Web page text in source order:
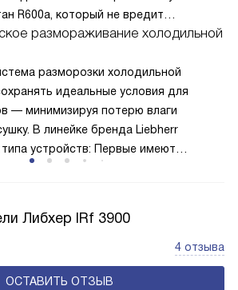
R600a, который не вредит
Компрессор перегоняет его
контуру по принципу насоса. Чем
прибора, тем качественнее
охлаждение, затрачивается
размораживание холодильной
разморозки холодильной
идеальные условия для
— минимизируя потерю влаги
В линейке бренда Liebherr
устройств: Первые имеют
функцию «сухой стенки». Такие
более комфортную
всего оснащены нулевой зоной
Они встречаются в сериях Plus,
Либхер IRf 3900
4 отзыва
ОСТАВИТЬ ОТЗЫВ